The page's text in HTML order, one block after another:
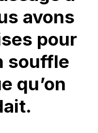
avons
pour
souffle
qu’on